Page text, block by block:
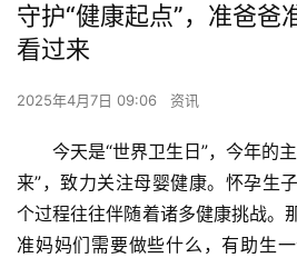
守护“健康起点”，准爸爸
看过来
2025年4月7日 09:06 资讯
今天是“世界卫生日”，今年的
来”，致力关注母婴健康。怀孕生
个过程往往伴随着诸多健康挑战。
准妈妈们需要做些什么，有助生